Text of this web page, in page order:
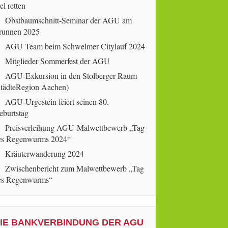
retten
Obstbaumschnitt-Seminar der AGU am
2025
AGU Team beim Schwelmer Citylauf 2024
Mitglieder Sommerfest der AGU
AGU-Exkursion in den Stolberger Raum
Aachen)
AGU-Urgestein feiert seinen 80.
Preisverleihung AGU-Malwettbewerb „Tag
Regenwurms 2024“
Kräuterwanderung 2024
Zwischenbericht zum Malwettbewerb „Tag
Regenwurms“
BANKVERBINDUNG DER AGU